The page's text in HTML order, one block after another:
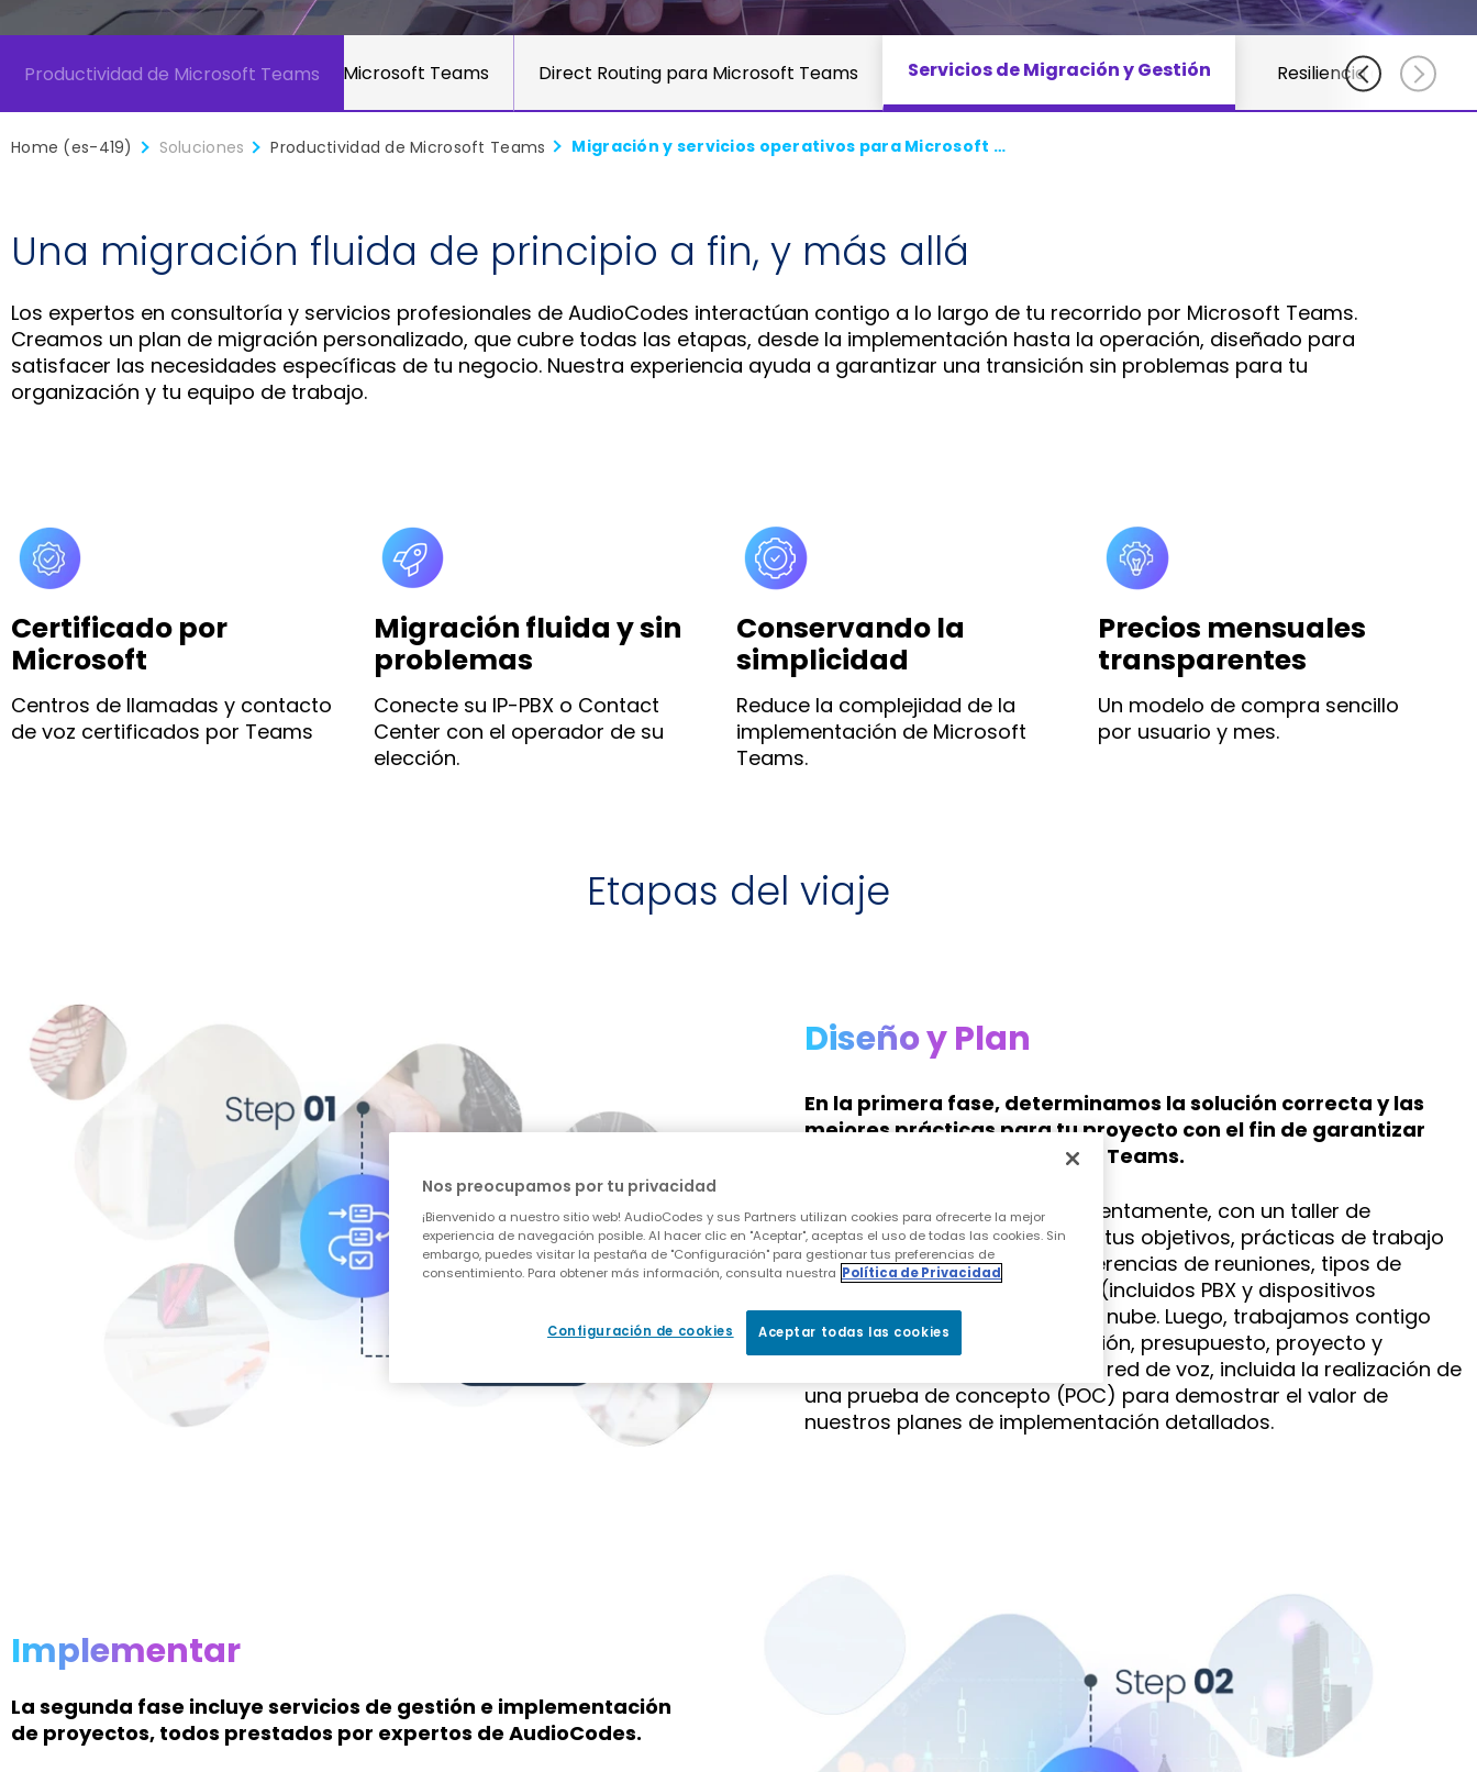
Adlersberg, CEO
Read More
Adlersberg,
CEO
Read More
partners
and
Productividad de Microsoft Teams
Contact Center para Microsoft Teams Direct Routing para Microsoft Teams Servicios de Migración y Gestión Resiliencia del sitio
Home (es-419) Soluciones Productividad de Microsoft Teams Migración y servicios operativos para Microsoft Teams
Una migración fluida de principio a fin, y más allá
Los expertos en consultoría y servicios profesionales de AudioCodes interactúan contigo a lo largo de tu recorrido por Microsoft Teams.
Creamos un plan de migración personalizado, que cubre todas las etapas, desde la implementación hasta la operación, diseñado para
satisfacer las necesidades específicas de tu negocio. Nuestra experiencia ayuda a garantizar una transición sin problemas para tu
organización y tu equipo de trabajo.
Certificado por
Microsoft
Centros de llamadas y contacto
de voz certificados por Teams
Migración fluida y sin
problemas
Conecte su IP-PBX o Contact
Center con el operador de su
elección.
Conservando la
simplicidad
Reduce la complejidad de la
implementación de Microsoft
Teams.
Precios mensuales
transparentes
Un modelo de compra sencillo
por usuario y mes.
Etapas del viaje
Diseño y Plan
En la primera fase, determinamos la solución correcta y las
mejores prácticas para tu proyecto con el fin de garantizar
una migración óptima hacia Teams.
Comenzamos escuchando atentamente, con un taller de
descubrimiento para explorar tus objetivos, prácticas de trabajo
(oficina, hogar, remoto), preferencias de reuniones, tipos de
usuario, entorno UC existente (incluidos PBX y dispositivos
analógicos) y estrategia en la nube. Luego, trabajamos contigo
para diseñar tus planes de visión, presupuesto, proyecto y
adopción de usuarios de UC y red de voz, incluida la realización de
una prueba de concepto (POC) para demostrar el valor de
nuestros planes de implementación detallados.
Implementar
La segunda fase incluye servicios de gestión e implementación
de proyectos, todos prestados por expertos de AudioCodes.
Nos preocupamos por tu privacidad
¡Bienvenido a nuestro sitio web! AudioCodes y sus Partners utilizan cookies para ofrecerte la mejor
experiencia de navegación posible. Al hacer clic en "Aceptar", aceptas el uso de todas las cookies. Sin
embargo, puedes visitar la pestaña de "Configuración" para gestionar tus preferencias de
consentimiento. Para obtener más información, consulta nuestra Política de Privacidad
Configuración de cookies Aceptar todas las cookies